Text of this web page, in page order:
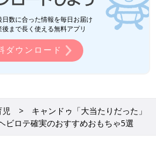
数に合った情報を毎日お届け
まで長く使える無料アプリ
ダウンロード
児
キャンドゥ「大当たりだった」
ビロテ確実のおすすめおもちゃ5選